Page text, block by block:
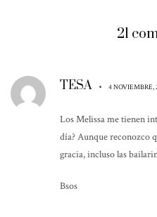
21
TESA • 4 NOVIEMBRE,
Los Melissa me tienen
día? Aunque reconozco
gracia, incluso las
Bsos